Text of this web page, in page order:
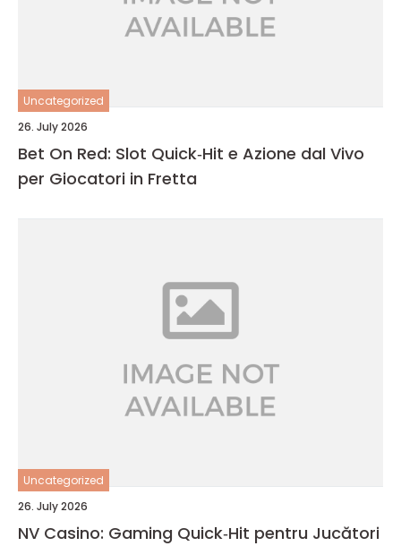
Uncategorized
26. July 2026
Bet On Red: Slot Quick‑Hit e Azione dal Vivo
per Giocatori in Fretta
Uncategorized
26. July 2026
NV Casino: Gaming Quick‑Hit pentru Jucători